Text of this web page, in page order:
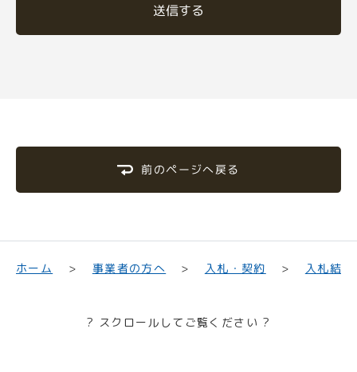
送信する
前のページへ戻る
ホーム 事業者の方へ 入札・契約 入札結
? スクロールしてご覧ください ?